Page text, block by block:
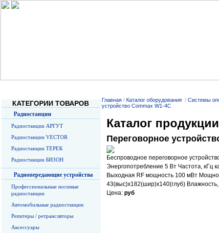
КАТЕГОРИИ ТОВАРОВ
Радиостанции
Радиостанции АРГУТ
Радиостанции VECTOR
Радиостанции ТЕРЕК
Радиостанции БИЗОН
Радиопередающие устройства
Профессиональные носимые
радиостанции
Автомобильные радиостанции
Репитеры / ретрансляторы
Аксессуары
Главная / Каталог оборудования / Системы
устройство Commax W1-4C
Каталог продукции
Переговорное
Беспроводное переговорное
Энергопотребление 5 Вт Частота, кГц
Выходная RF мощность 100 мВт
43(выс)х182(шир)х140(глуб)
Цена: руб